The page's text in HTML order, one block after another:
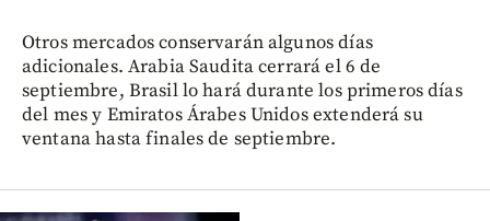
Otros mercados conservarán algunos días
adicionales. Arabia Saudita cerrará el 6 de
septiembre, Brasil lo hará durante los primeros días
del mes y Emiratos Árabes Unidos extenderá su
ventana hasta finales de septiembre.